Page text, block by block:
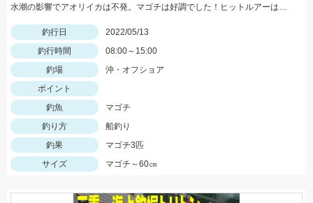
水潮の影響でアオリイカは不発。マゴチは好調でした！ヒットルアーはスタッガー3インチアカキン
釣行日
2022/05/13
釣行時間
08:00～15:00
釣場
沖・オフショア
ポイント
釣魚
マゴチ
釣り方
船釣り
釣果
マゴチ3匹
サイズ
マゴチ～60㎝